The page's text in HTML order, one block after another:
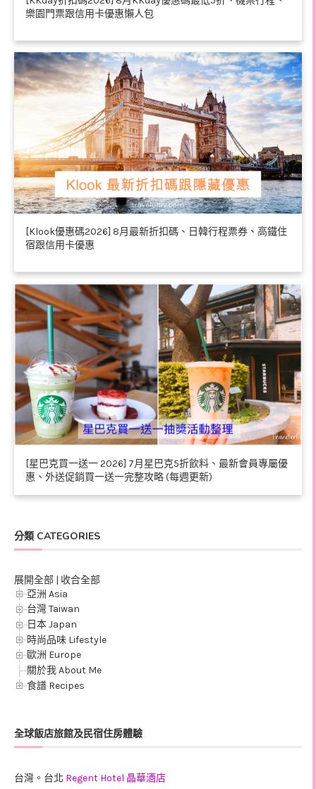
樂園門票跟信用卡優惠懶人包
[Klook優惠碼2026] 8月最新折扣碼、日韓行程票券、高鐵住
宿跟信用卡優惠
[星巴克買一送一 2026] 7月星巴克5折飲料、最新會員專屬優
惠、外送促銷買一送一完整攻略 (每週更新)
分類 CATEGORIES
展開全部 | 收合全部
亞洲 Asia
台灣 Taiwan
日本 Japan
時尚品味 Lifestyle
歐洲 Europe
關於我 About Me
食譜 Recipes
全球飯店旅館及民宿住房體驗
台灣。台北 Regent Hotel 晶華酒店